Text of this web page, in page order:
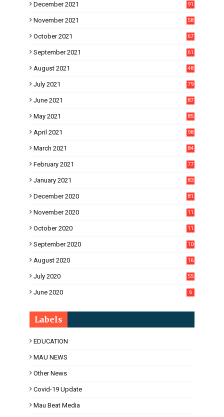
December 2021 91
November 2021 58
October 2021 67
September 2021 61
August 2021 48
July 2021 79
June 2021 87
May 2021 85
April 2021 98
March 2021 84
February 2021 77
January 2021 83
December 2020 81
November 2020
11
October 2020
11
September 2020
10
August 2020
16
July 2020 55
June 2020 6
Labels
EDUCATION
MAU NEWS
Other News
Covid-19 Update
Mau Beat Media